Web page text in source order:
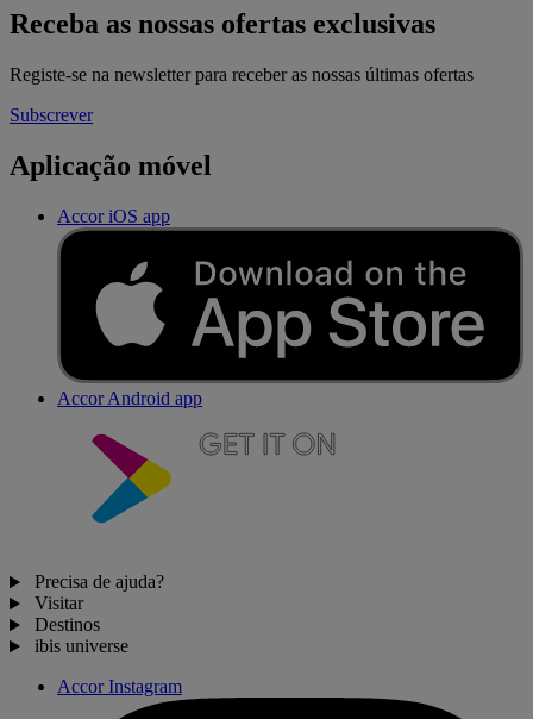
Receba as nossas ofertas exclusivas
Registe-se na newsletter para receber as nossas últimas ofertas
Subscrever
Aplicação móvel
Accor iOS app
Accor Android app
Precisa de ajuda?
Visitar
Destinos
ibis universe
Accor Instagram